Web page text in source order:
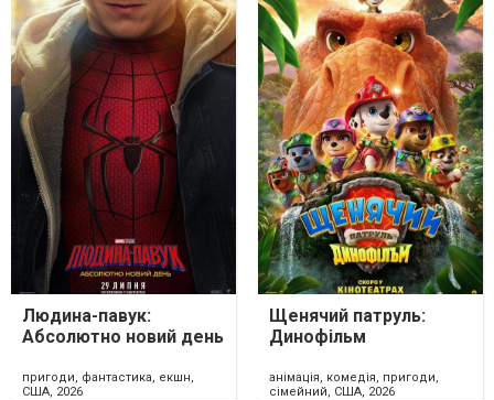
Людина-павук:
Абсолютно новий день
пригоди, фантастика, екшн,
США, 2026
Щенячий патруль:
Динофільм
анімація, комедія, пригоди,
сімейний, США, 2026